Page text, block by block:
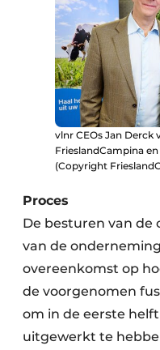
vlnr CEOs Jan Derck
FrieslandCampina
(Copyright
Proces
De besturen van de
van de
overeenkomst op
de voorgenomen
om in de eerste
uitgewerkt te